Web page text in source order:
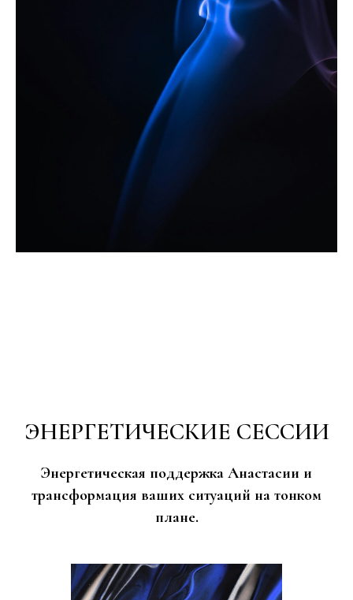
ЭНЕРГЕТИЧЕСКИЕ СЕССИИ
Энергетическая поддержка Анастасии и
трансформация ваших ситуаций на тонком
плане.